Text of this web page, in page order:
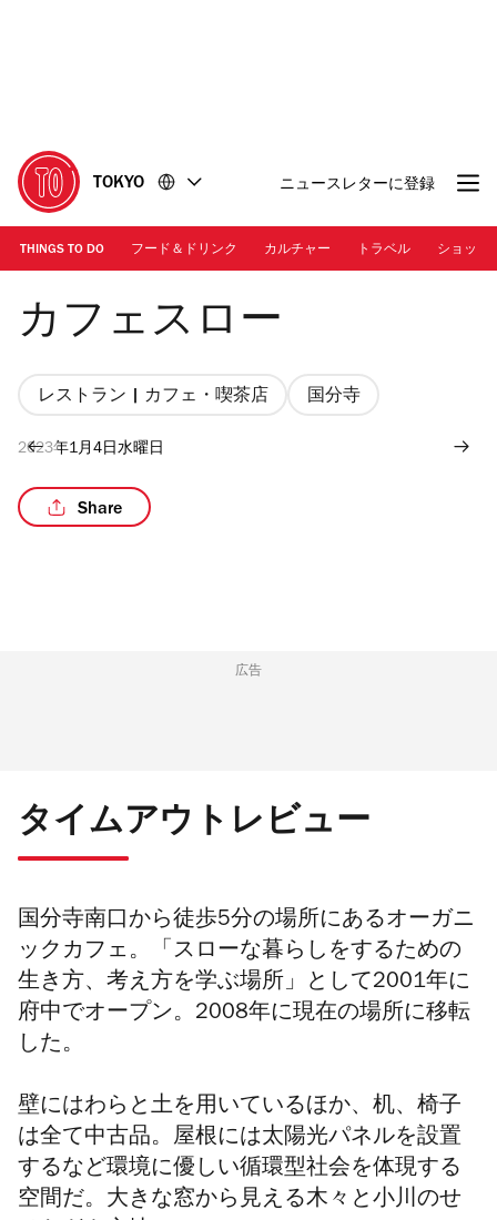
に
移
動
移
動
TOKYO ニュースレターに登録
THINGS TO DO フード＆ドリンク カルチャー トラベル ショッピ
Photo: Genya Aoki
カフェスロー
レストラン | カフェ・喫茶店 国分寺
2023年1月4日水曜日
Share
広告
タイムアウトレビュー
国分寺南口から徒歩5分の場所にあるオーガニ
ックカフェ。「スローな暮らしをするための
生き方、考え方を学ぶ場所」として2001年に
府中でオープン。2008年に現在の場所に移転
した。
壁にはわらと土を用いているほか、机、椅子
は全て中古品。屋根には太陽光パネルを設置
するなど環境に優しい循環型社会を体現する
空間だ。大きな窓から見える木々と小川のせ